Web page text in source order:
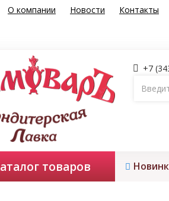
О компании Новости Контакты
+7
товаров